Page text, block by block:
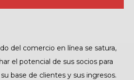
del comercio en línea se satura,
el potencial de sus socios para
base de clientes y sus ingresos.